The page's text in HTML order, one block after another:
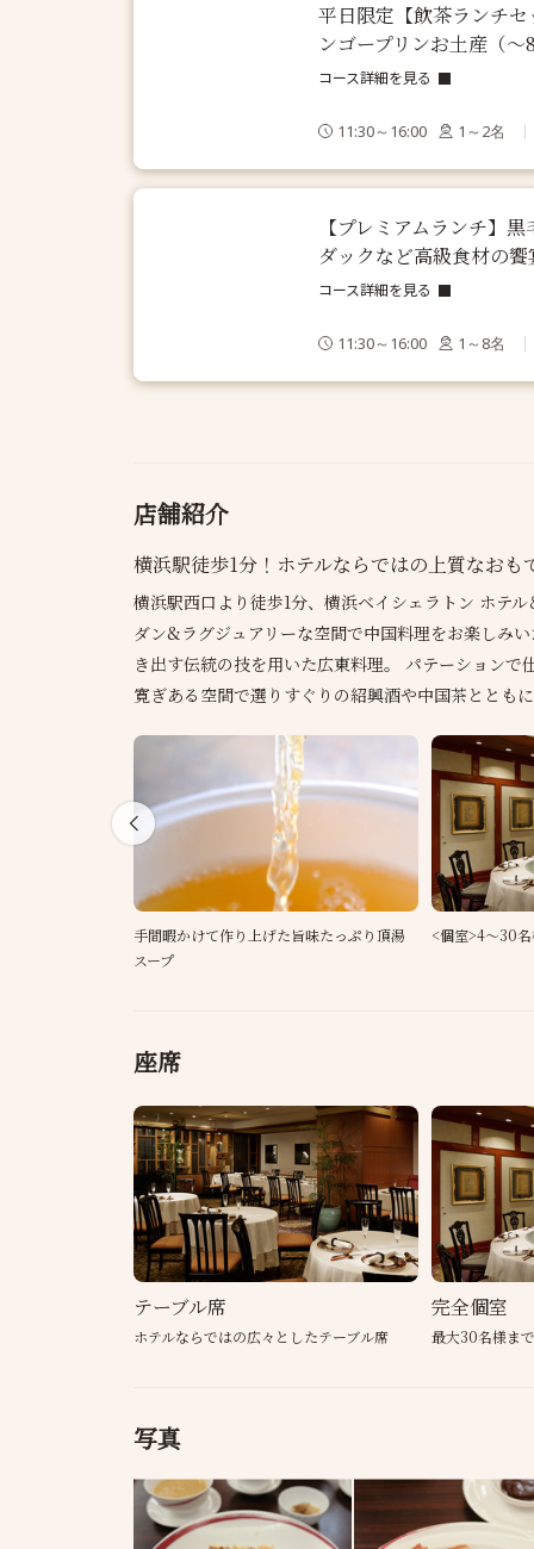
平日限定【飲茶ランチ
ンゴープリンお土産（～
コース詳細を見る
11:30～16:00 1～2名
【プレミアムランチ】
ダックなど高級食材の饗
コース詳細を見る
11:30～16:00 1～8名
店舗紹介
横浜駅徒歩1分！ホテルならではの上質なお
横浜駅西口より徒歩1分、横浜ベイシェラトン ホテ
ダン&ラグジュアリーな空間で中国料理をお楽しみ
き出す伝統の技を用いた広東料理。 パテーション
寛ぎある空間で選りすぐりの紹興酒や中国茶ととも
手間暇かけて作り上げた旨味たっぷり頂湯
スープ
<個室>4～30
座席
テーブル席
ホテルならではの広々としたテーブル席
完全個室
最大30名様ま
写真